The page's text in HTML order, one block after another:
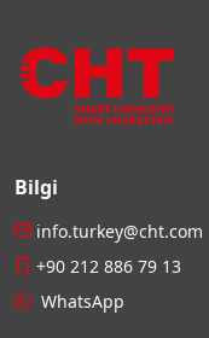
Bilgi
info.turkey@cht.com
+90 212 886 79 13
WhatsApp